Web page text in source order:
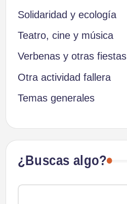
Solidaridad y ecología
Teatro, cine y música
Verbenas y otras fiestas
Otra actividad fallera
Temas generales
¿Buscas algo?